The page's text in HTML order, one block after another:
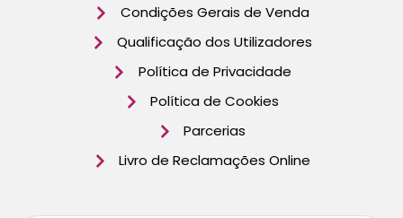
Condições Gerais de Venda
Qualificação dos Utilizadores
Política de Privacidade
Política de Cookies
Parcerias
Livro de Reclamações Online